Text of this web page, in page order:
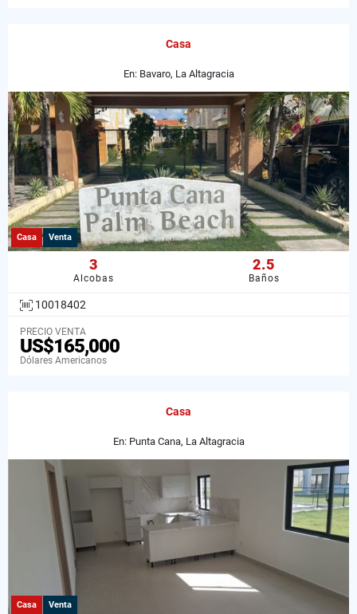
Casa
En: Bavaro, La Altagracia
Casa Venta
3
Alcobas
2.5
Baños
10018402
PRECIO VENTA
US$165,000
Dólares Americanos
Casa
En: Punta Cana, La Altagracia
Casa Venta